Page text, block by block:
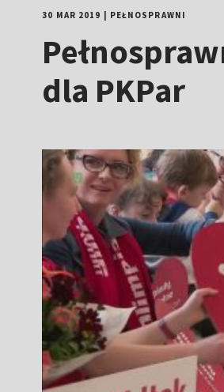
30 MAR 2019 PEŁNOSPRAWNI
dla PKPar